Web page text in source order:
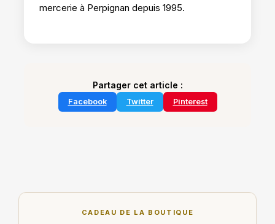
mercerie à Perpignan depuis 1995.
Partager cet article :
Facebook Twitter Pinterest
CADEAU DE LA BOUTIQUE